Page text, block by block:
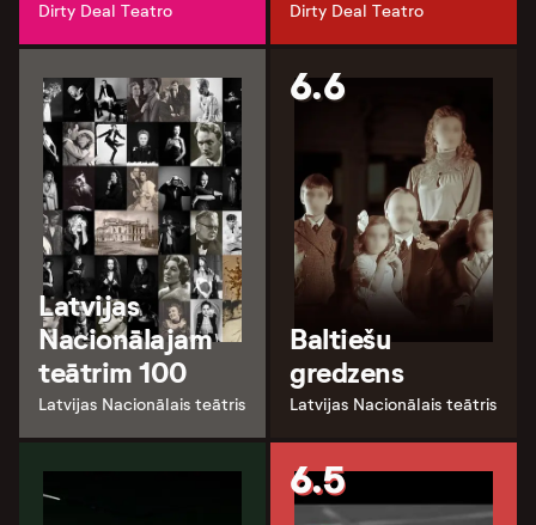
Dirty Deal Teatro Dirty Deal Teatro
Latvijas
Nacionālajam
teātrim 100
Latvijas Nacionālais teātris
6.6
Baltiešu
gredzens
Latvijas Nacionālais teātris
6.5